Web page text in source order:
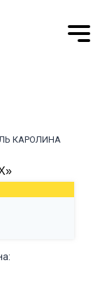
КАРОЛИНА